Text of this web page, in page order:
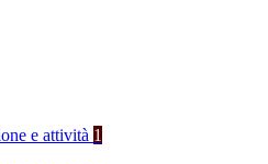
e attività 1